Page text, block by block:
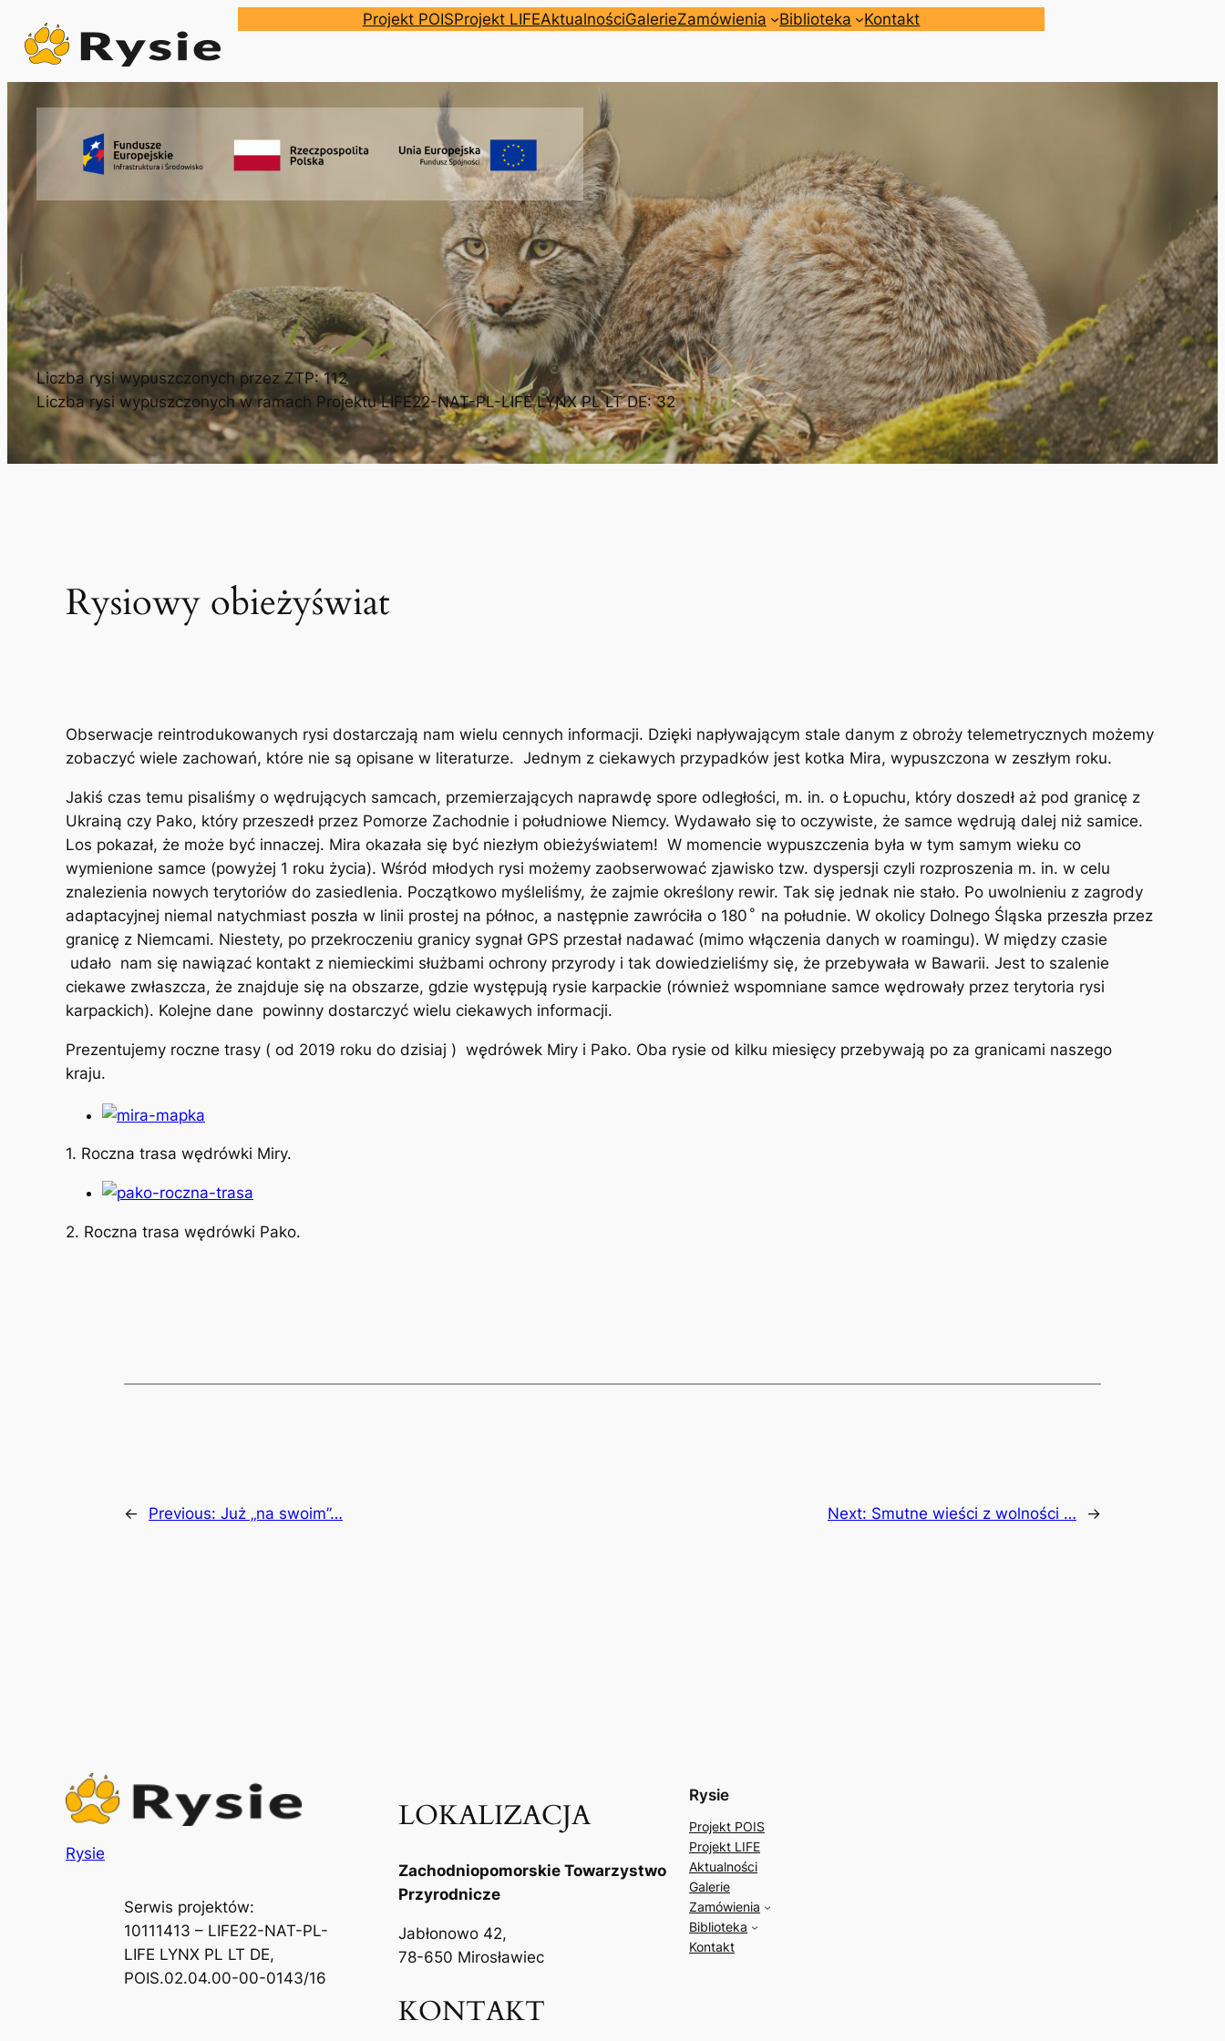
Przejdź
do
treści
Projekt POISProjekt LIFEAktualnościGalerieZamówienia Biblioteka Kontakt
Liczba rysi wypuszczonych przez ZTP: 112
Liczba rysi wypuszczonych w ramach Projektu LIFE22-NAT-PL-LIFE LYNX PL LT DE: 32
Rysiowy obieżyświat
Obserwacje reintrodukowanych rysi dostarczają nam wielu cennych informacji. Dzięki napływającym stale danym z obroży telemetrycznych możemy
zobaczyć wiele zachowań, które nie są opisane w literaturze. Jednym z ciekawych przypadków jest kotka Mira, wypuszczona w zeszłym roku.
Jakiś czas temu pisaliśmy o wędrujących samcach, przemierzających naprawdę spore odległości, m. in. o Łopuchu, który doszedł aż pod granicę z
Ukrainą czy Pako, który przeszedł przez Pomorze Zachodnie i południowe Niemcy. Wydawało się to oczywiste, że samce wędrują dalej niż samice.
Los pokazał, że może być innaczej. Mira okazała się być niezłym obieżyświatem! W momencie wypuszczenia była w tym samym wieku co
wymienione samce (powyżej 1 roku życia). Wśród młodych rysi możemy zaobserwować zjawisko tzw. dyspersji czyli rozproszenia m. in. w celu
znalezienia nowych terytoriów do zasiedlenia. Początkowo myśleliśmy, że zajmie określony rewir. Tak się jednak nie stało. Po uwolnieniu z zagrody
adaptacyjnej niemal natychmiast poszła w linii prostej na północ, a następnie zawróciła o 180 ͦ na południe. W okolicy Dolnego Śląska przeszła przez
granicę z Niemcami. Niestety, po przekroczeniu granicy sygnał GPS przestał nadawać (mimo włączenia danych w roamingu). W między czasie
udało nam się nawiązać kontakt z niemieckimi służbami ochrony przyrody i tak dowiedzieliśmy się, że przebywała w Bawarii. Jest to szalenie
ciekawe zwłaszcza, że znajduje się na obszarze, gdzie występują rysie karpackie (również wspomniane samce wędrowały przez terytoria rysi
karpackich). Kolejne dane powinny dostarczyć wielu ciekawych informacji.
Prezentujemy roczne trasy ( od 2019 roku do dzisiaj ) wędrówek Miry i Pako. Oba rysie od kilku miesięcy przebywają po za granicami naszego
kraju.
1. Roczna trasa wędrówki Miry.
2. Roczna trasa wędrówki Pako.
← Previous: Już „na swoim”… Next: Smutne wieści z wolności … →
Rysie
Serwis projektów:
10111413 – LIFE22-NAT-PL-
LIFE LYNX PL LT DE,
POIS.02.04.00-00-0143/16
LOKALIZACJA
Zachodniopomorskie Towarzystwo
Przyrodnicze
Jabłonowo 42,
78-650 Mirosławiec
KONTAKT
Rysie
Projekt POIS
Projekt LIFE
Aktualności
Galerie
Zamówienia
Biblioteka
Kontakt